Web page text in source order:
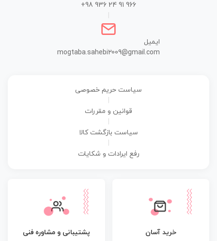
+98 936 24 91 966
ایمیل
mogtaba.sahebi2009@gmail.com
سیاست حریم خصوصی
قوانین و مقررات
سیاست بازگشت کالا
رفع ایرادات و شکایات
خرید آسان پشتیبانی و مشاوره فنی